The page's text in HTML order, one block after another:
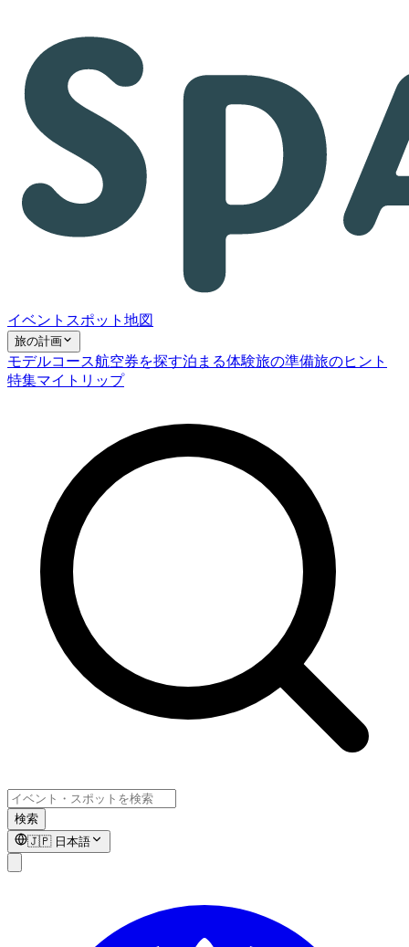
イベント スポット 地図
旅の計画
モデルコース航空券を探す泊まる体験旅の準備旅のヒント
特集マイトリップ
検索
🇯🇵 日本語